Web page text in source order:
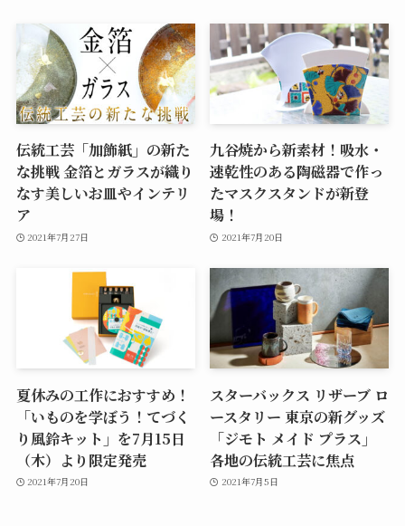
伝統工芸「加飾紙」の新た
な挑戦 金箔とガラスが織り
なす美しいお皿やインテリ
ア
2021年7月27日
九谷焼から新素材！吸水・
速乾性のある陶磁器で作っ
たマスクスタンドが新登
場！
2021年7月20日
夏休みの工作におすすめ！
「いものを学ぼう！てづく
り風鈴キット」を7月15日
（木）より限定発売
2021年7月20日
スターバックス リザーブ ロ
ースタリー 東京の新グッズ
「ジモト メイド プラス」
各地の伝統工芸に焦点
2021年7月5日